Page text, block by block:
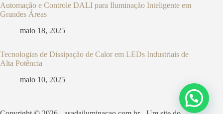
Automação e Controle DALI para Iluminação Inteligente em
Grandes Áreas
maio 18, 2025
Tecnologias de Dissipação de Calor em LEDs Industriais de
Alta Potência
maio 10, 2025